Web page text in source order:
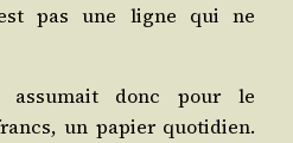
pas une ligne qui ne
assu­mait donc pour le
un papier quo­ti­dien.